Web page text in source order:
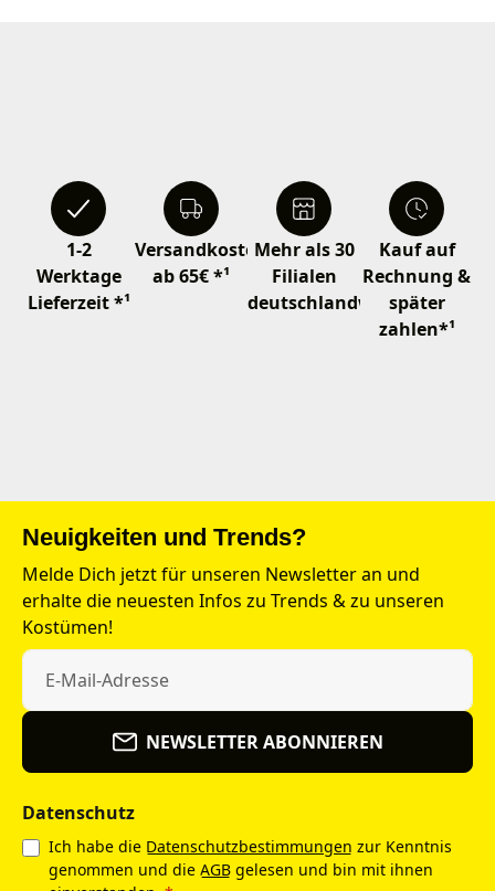
1-2
Werktage
Lieferzeit *¹
Versandkostenfrei
ab 65€ *¹
Mehr als 30
Filialen
deutschlandweit
Kauf auf
Rechnung &
später
zahlen*¹
Neuigkeiten und Trends?
Melde Dich jetzt für unseren Newsletter an und
erhalte die neuesten Infos zu Trends & zu unseren
Kostümen!
NEWSLETTER ABONNIEREN
Datenschutz
Ich habe die Datenschutzbestimmungen zur Kenntnis
genommen und die AGB gelesen und bin mit ihnen